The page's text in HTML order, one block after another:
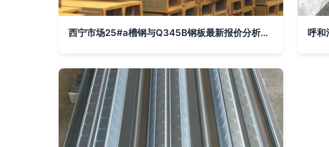
西宁市场25#a槽钢与Q345B钢板最新报价分析（2025年）